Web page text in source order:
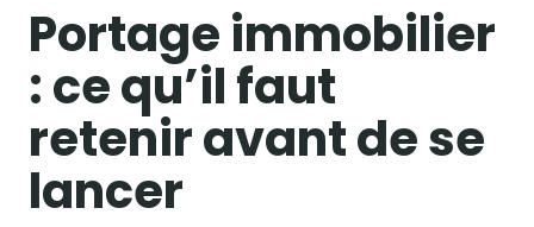
Portage immobilier
: ce qu’il faut
retenir avant de se
lancer